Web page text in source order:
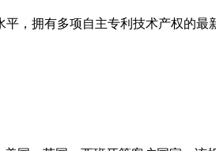
，拥有多项自主专利技术产权的